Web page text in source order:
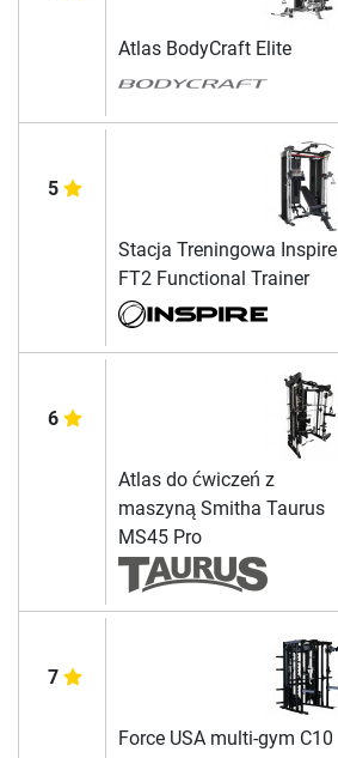
Atlas BodyCraft Elite
5
Stacja Treningowa Inspire
FT2 Functional Trainer
6
Atlas do ćwiczeń z
maszyną Smitha Taurus
MS45 Pro
7
Force USA multi-gym C10